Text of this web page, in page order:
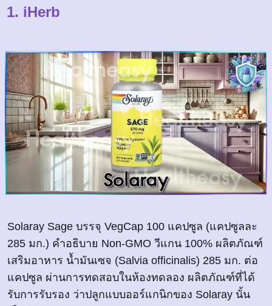
1. iHerb
Solaray Sage บรรจุ VegCap 100 แคปซูล (แคปซูลละ
285 มก.) คำอธิบาย Non-GMO วีแกน 100% ผลิตภัณฑ์
เสริมอาหาร น้ำมันเซจ (Salvia officinalis) 285 มก. ต่อ
แคปซูล ผ่านการทดสอบในห้องทดลอง ผลิตภัณฑ์ที่ได้
รับการรับรอง ว่าปลูกแบบออร์แกนิกของ Solaray นั้น